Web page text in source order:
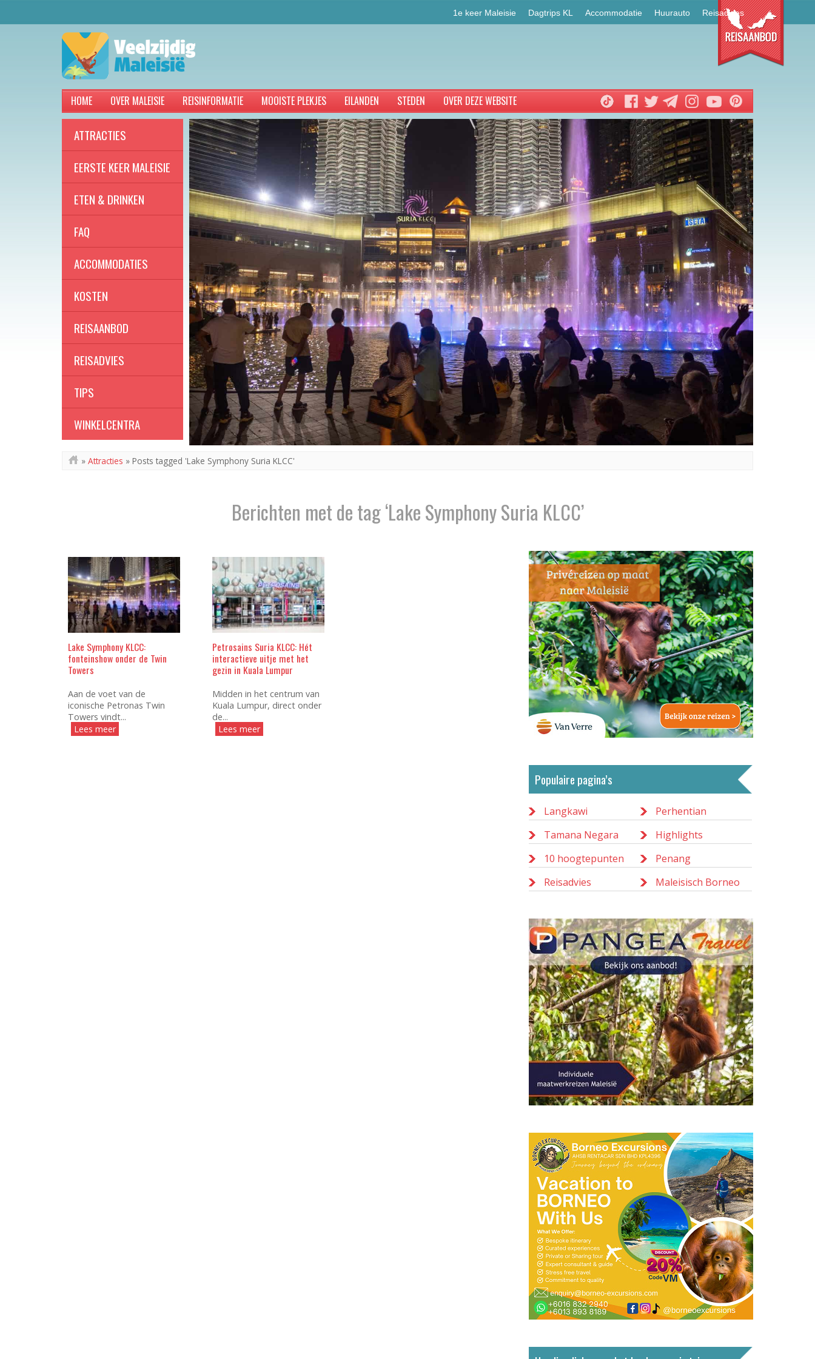
1e keer Maleisie Dagtrips KL Accommodatie Huurauto Reisadvies
HOME OVER MALEISIE REISINFORMATIE MOOISTE PLEKJES EILANDEN STEDEN OVER DEZE WEBSITE
ATTRACTIES
EERSTE KEER MALEISIE
ETEN & DRINKEN
FAQ
ACCOMMODATIES
KOSTEN
REISAANBOD
REISADVIES
TIPS
WINKELCENTRA
» Attracties » Posts tagged 'Lake Symphony Suria KLCC'
Berichten met de tag ‘Lake Symphony Suria KLCC’
Lake Symphony KLCC:
fonteinshow onder de Twin
Towers
Aan de voet van de
iconische Petronas Twin
Towers vindt...
Lees meer
Petrosains Suria KLCC: Hét
interactieve uitje met het
gezin in Kuala Lumpur
Midden in het centrum van
Kuala Lumpur, direct onder
de...
Lees meer
Populaire pagina’s
Langkawi
Perhentian
Tamana Negara
Highlights
10 hoogtepunten
Penang
Reisadvies
Maleisisch Borneo